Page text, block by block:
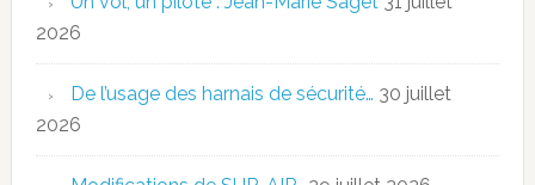
2026
De l’usage des harnais de sécurité… 30 juillet
2026